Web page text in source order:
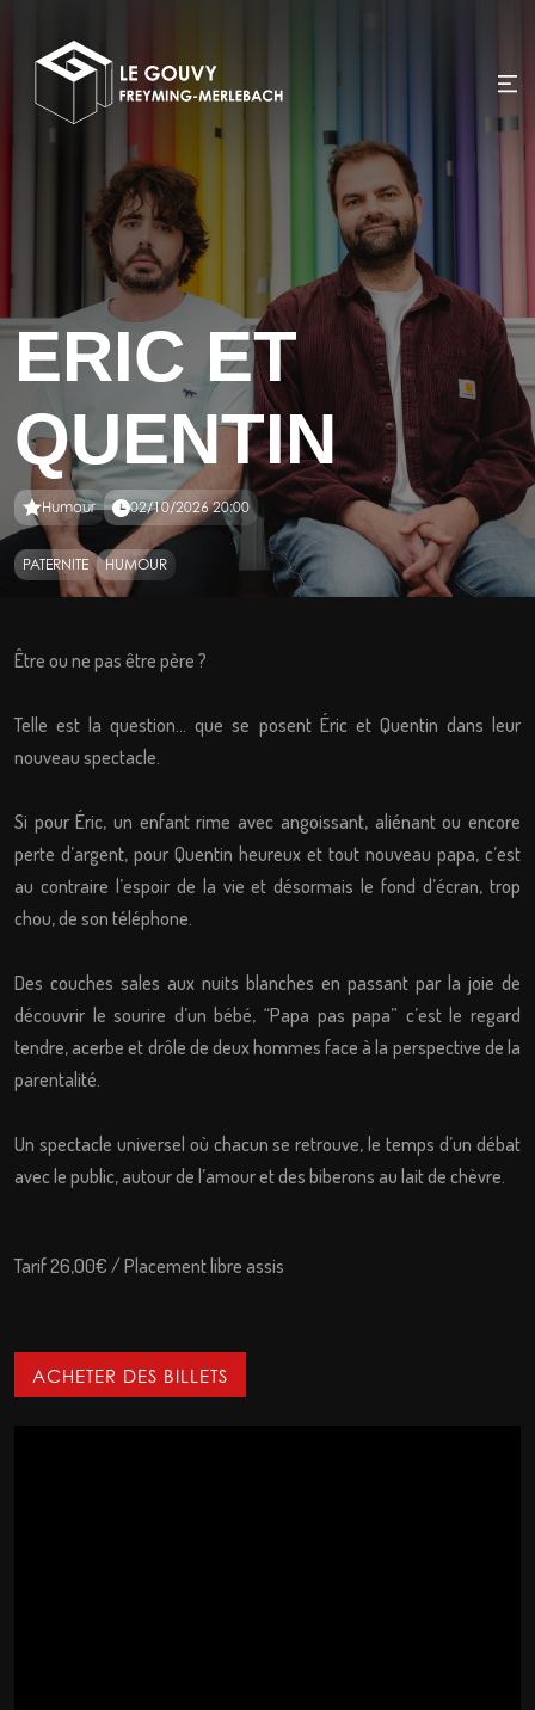
ERIC ET
QUENTIN
Humour 02/10/2026 20:00
PATERNITE HUMOUR
Être ou ne pas être père ?
Telle est la question… que se posent Éric et Quentin dans leur
nouveau spectacle.
Si pour Éric, un enfant rime avec angoissant, aliénant ou encore
perte d’argent, pour Quentin heureux et tout nouveau papa, c’est
au contraire l’espoir de la vie et désormais le fond d’écran, trop
chou, de son téléphone.
Des couches sales aux nuits blanches en passant par la joie de
découvrir le sourire d’un bébé, “Papa pas papa” c’est le regard
tendre, acerbe et drôle de deux hommes face à la perspective de la
parentalité.
Un spectacle universel où chacun se retrouve, le temps d’un débat
avec le public, autour de l’amour et des biberons au lait de chèvre.
Tarif 26,00€ / Placement libre assis
ACHETER DES BILLETS